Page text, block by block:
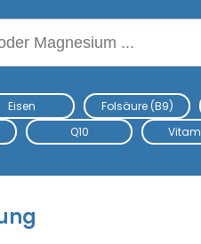
Eisen Folsäure (B9)
Q10